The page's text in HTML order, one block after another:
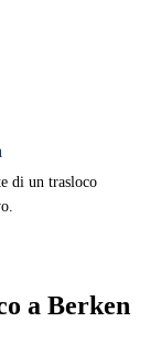
di un trasloco
a Berken